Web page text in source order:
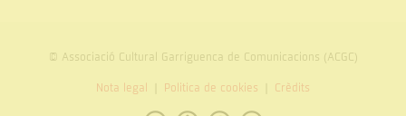
© Associació Cultural Garriguenca de Comunicacions (ACGC)
Nota legal Politica de cookies Crèdits